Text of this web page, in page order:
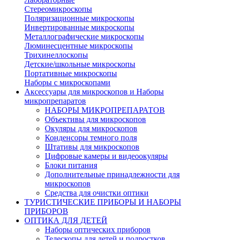
Стереомикроскопы
Поляризационные микроскопы
Инвертированные микроскопы
Металлографические микроскопы
Люминесцентные микроскопы
Трихинеллоскопы
Детские/школьные микроскопы
Портативные микроскопы
Наборы с микроскопами
Аксессуары для микроскопов и Наборы
микропрепаратов
НАБОРЫ МИКРОПРЕПАРАТОВ
Объективы для микроскопов
Окуляры для микроскопов
Конденсоры темного поля
Штативы для микроскопов
Цифровые камеры и видеоокуляры
Блоки питания
Дополнительные принадлежности для
микроскопов
Средства для очистки оптики
ТУРИСТИЧЕСКИЕ ПРИБОРЫ И НАБОРЫ
ПРИБОРОВ
ОПТИКА ДЛЯ ДЕТЕЙ
Наборы оптических приборов